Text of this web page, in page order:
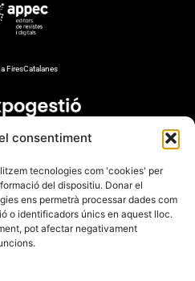
consentiment
tecnologies com 'cookies' per
del dispositiu. Donar el
ens permetrà processar dades com
o identificadors únics en aquest lloc.
pot afectar negativament
FiresCatalanes
el suport de